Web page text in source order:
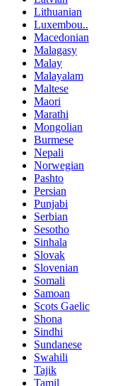
Lithuanian
Luxembou..
Macedonian
Malagasy
Malay
Malayalam
Maltese
Maori
Marathi
Mongolian
Burmese
Nepali
Norwegian
Pashto
Persian
Punjabi
Serbian
Sesotho
Sinhala
Slovak
Slovenian
Somali
Samoan
Scots Gaelic
Shona
Sindhi
Sundanese
Swahili
Tajik
Tamil